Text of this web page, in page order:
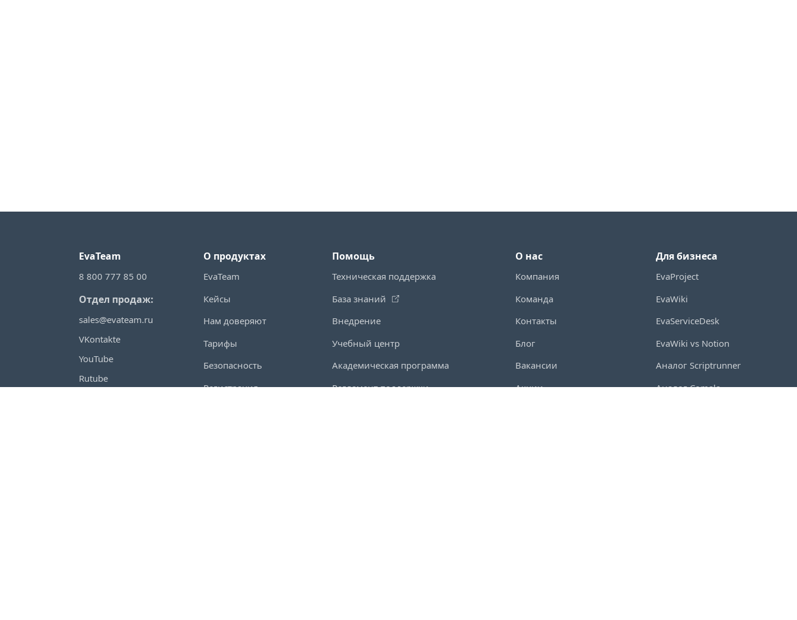
EvaTeam
8 800 777 85 00
Отдел продаж:
sales@evateam.ru
VKontakte
YouTube
Rutube
О продуктах
EvaTeam
Кейсы
Нам доверяют
Тарифы
Безопасность
Регистрация
Помощь
Техническая поддержка
База знаний
Внедрение
Учебный центр
Академическая программа
Регламент поддержки
О нас
Компания
Команда
Контакты
Блог
Вакансии
Акции
Для бизнеса
EvaProject
EvaWiki
EvaServiceDesk
EvaWiki vs Notion
Аналог Scriptrunner
Аналог Comala